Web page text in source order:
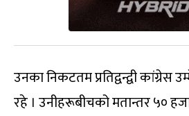
उनका निकटतम प्रतिद्वन्द्वी
रहे । उनीहरूबीचको मतान्तर ५०